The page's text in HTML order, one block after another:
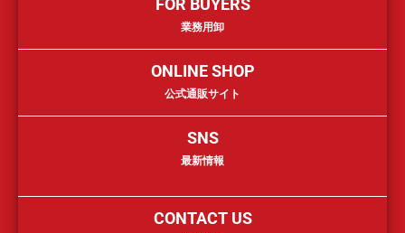
業務用卸
ONLINE SHOP
公式通販サイト
SNS
最新情報
CONTACT US